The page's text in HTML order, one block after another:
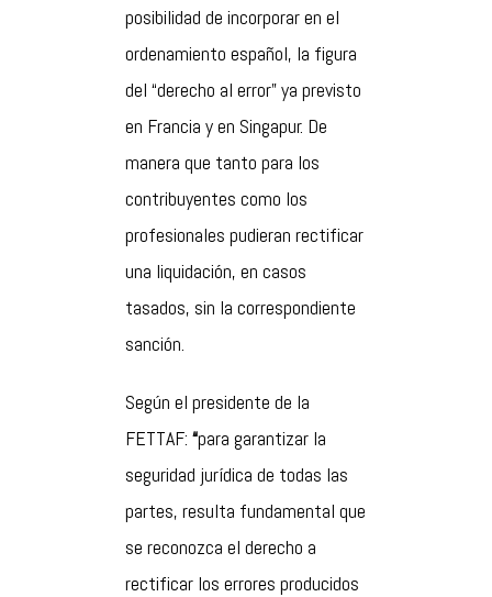
posibilidad de incorporar en el
ordenamiento español, la figura
del “derecho al error” ya previsto
en Francia y en Singapur. De
manera que tanto para los
contribuyentes como los
profesionales pudieran rectificar
una liquidación, en casos
tasados, sin la correspondiente
sanción.
Según el presidente de la
FETTAF: “para garantizar la
seguridad jurídica de todas las
partes, resulta fundamental que
se reconozca el derecho a
rectificar los errores producidos